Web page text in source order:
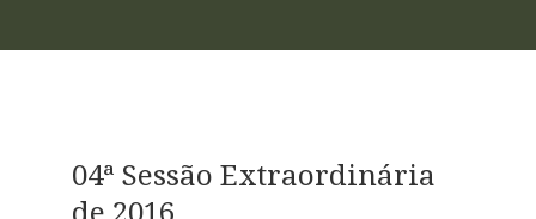
04ª Sessão Extraordinária